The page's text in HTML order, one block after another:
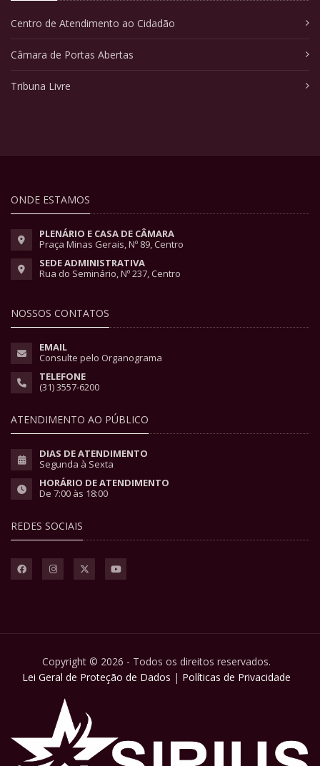
Centro de Atendimento ao Cidadão
Câmara de Portas Abertas
Tribuna Livre
ONDE ESTAMOS
PLENÁRIO E CASA DE CÂMARA
Praça Minas Gerais, Nº 89, Centro
SEDE ADMINISTRATIVA
Rua do Seminário, Nº 237, Centro
NOSSOS CONTATOS
EMAIL
Consulte pelo Organograma
TELEFONE
(31) 3557-6200
ATENDIMENTO AO PÚBLICO
DIAS DE ATENDIMENTO
Segunda à Sexta
HORÁRIO DE ATENDIMENTO
De 7:00 às 18:00
REDES SOCIAIS
Copyright © 2026 - Todos os direitos reservados.
Lei Geral de Proteção de Dados | Políticas de Privacidade